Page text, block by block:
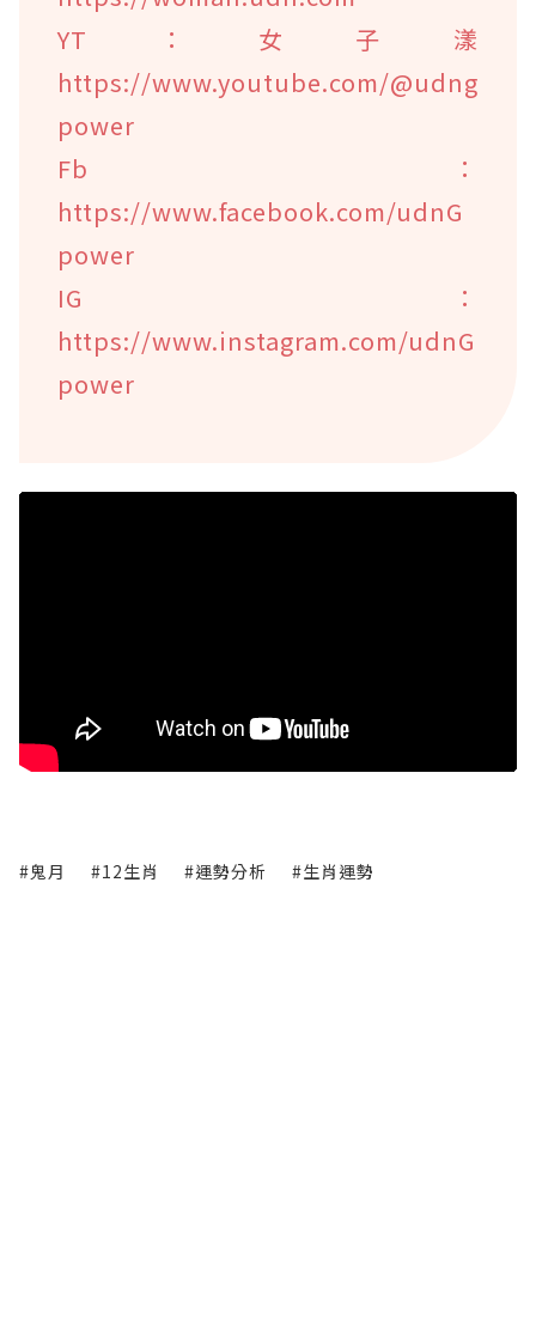
YT：女子漾
https://www.youtube.com/@udng
power
Fb：
https://www.facebook.com/udnG
power
IG：
https://www.instagram.com/udnG
power
#鬼月 #12生肖 #運勢分析 #生肖運勢